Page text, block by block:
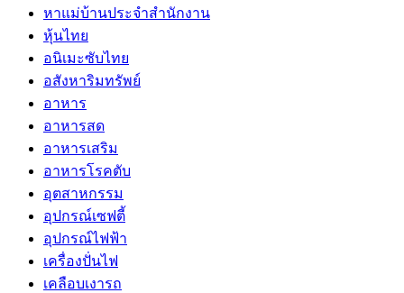
หาแม่บ้านประจำสำนักงาน
หุ้นไทย
อนิเมะซับไทย
อสังหาริมทรัพย์
อาหาร
อาหารสด
อาหารเสริม
อาหารโรคตับ
อุตสาหกรรม
อุปกรณ์เซฟตี้
อุปกรณ์ไฟฟ้า
เครื่องปั่นไฟ
เคลือบเงารถ